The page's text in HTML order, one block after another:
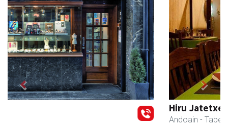
Previous Next